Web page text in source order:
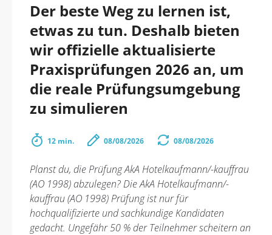
Der beste Weg zu lernen ist,
etwas zu tun. Deshalb bieten
wir offizielle aktualisierte
Praxisprüfungen 2026 an, um
die reale Prüfungsumgebung
zu simulieren
12 min. 08/08/2026 08/08/2026
Planst du, die Prüfung AkA Hotelkaufmann/-kauffrau
(AO 1998) abzulegen? Die AkA Hotelkaufmann/-
kauffrau (AO 1998) Prüfung ist nur für
hochqualifizierte und sachkundige Kandidaten
gedacht. Ungefähr 50 % der Teilnehmer scheitern an